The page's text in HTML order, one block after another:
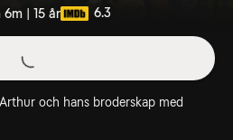
| 15 år 6.3
och hans broderskap med